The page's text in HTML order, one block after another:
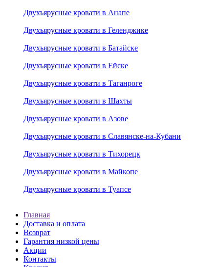
Двухъярусные кровати в Анапе
Двухъярусные кровати в Геленджике
Двухъярусные кровати в Батайске
Двухъярусные кровати в Ейске
Двухъярусные кровати в Таганроге
Двухъярусные кровати в Шахты
Двухъярусные кровати в Азове
Двухъярусные кровати в Славянске-на-Кубани
Двухъярусные кровати в Тихорецк
Двухъярусные кровати в Майкопе
Двухъярусные кровати в Туапсе
Главная
Доставка и оплата
Возврат
Гарантия низкой цены
Акции
Контакты